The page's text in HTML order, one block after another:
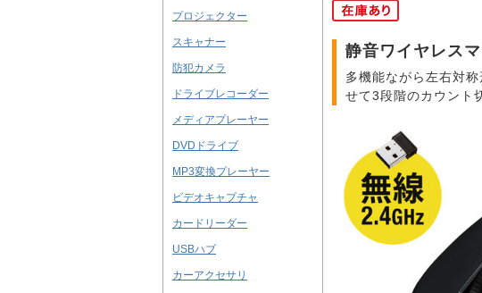
プロジェクター
スキャナー
防犯カメラ
ドライブレコーダー
メディアプレーヤー
DVDドライブ
MP3変換プレーヤー
ビデオキャプチャ
カードリーダー
USBハブ
カーアクセサリ
静音ワイヤレス
多機能ながら左右対
せて3段階のカウント